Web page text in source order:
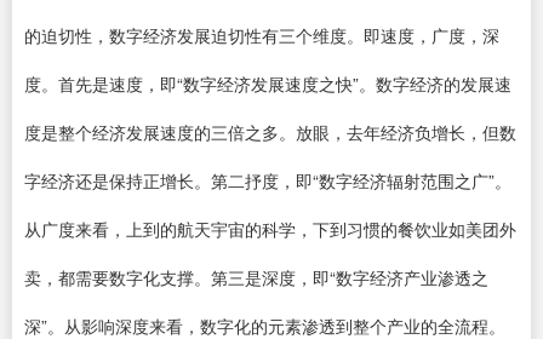
的迫切性，数字经济发展迫切性有三个维度。即速度，广度，深
度。首先是速度，即“数字经济发展速度之快”。数字经济的发展速
度是整个经济发展速度的三倍之多。放眼，去年经济负增长，但数
字经济还是保持正增长。第二抒度，即“数字经济辐射范围之广”。
从广度来看，上到的航天宇宙的科学，下到习惯的餐饮业如美团外
卖，都需要数字化支撑。第三是深度，即“数字经济产业渗透之
深”。从影响深度来看，数字化的元素渗透到整个产业的全流程。